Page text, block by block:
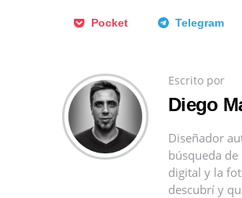
Pocket Telegram
Escrito por
Diego
Diseñador
búsqueda
digital y la
descubrí y